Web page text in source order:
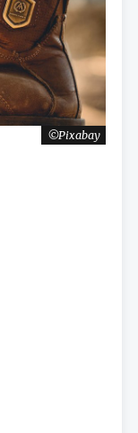
Pixabay